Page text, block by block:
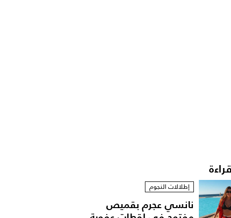
إطلالات النجوم
نانسي عجرم بقميص